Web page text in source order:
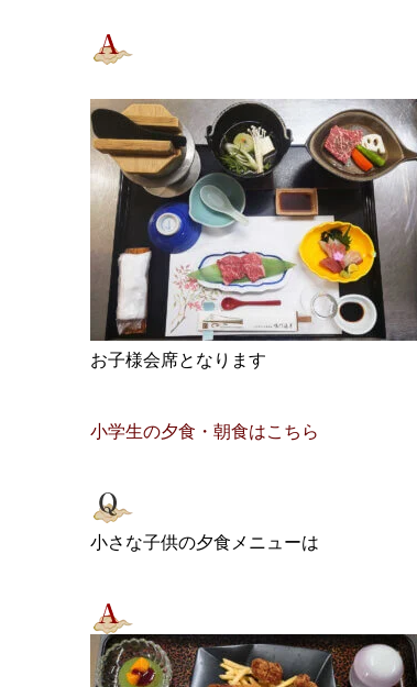
お子様会席となります
小学生の夕食・朝食はこちら
小さな子供の夕食メニューは